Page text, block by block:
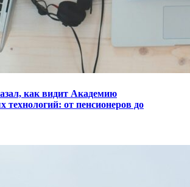
как видит Академию
технологий: от пенсионеров до